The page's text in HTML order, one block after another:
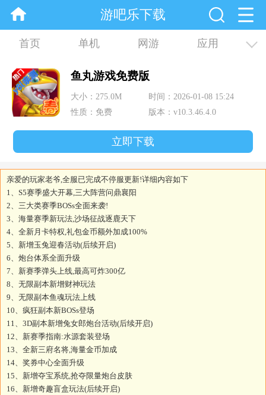
游吧乐下载
首页 单机 网游 应用
资讯 合集
鱼丸游戏免费版
大小：275.0M
时间：2026-01-08 15:24
性质：免费
版本：v10.3.46.4.0
立即下载
亲爱的玩家老爷,全服已完成不停服更新!详细内容如下
1、S5赛季盛大开幕,三大阵营问鼎襄阳
2、三大类赛季BOSs全面来袭!
3、海量赛季新玩法,沙场征战逐鹿天下
4、全新月卡特权,礼包金币额外加成100%
5、新增玉兔迎春活动(后续开启)
6、炮台体系全面升级
7、新赛季弹头上线,最高可炸300亿
8、无限副本新增财神玩法
9、无限副本鱼魂玩法上线
10、疯狂副本新BOSs登场
11、3D副本新增兔女郎炮台活动(后续开启)
12、新赛季指南:水源套装登场
13、全新三府名将,海量金币加成
14、奖券中心全面升级
15、新增夺宝系统,抢夺限量炮台皮肤
16、新增奇趣盲盒玩法(后续开启)